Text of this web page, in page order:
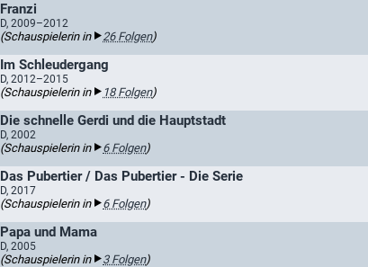
Franzi
D, 2009–2012
(Schauspielerin in 26 Folgen)
Im Schleudergang
D, 2012–2015
(Schauspielerin in 18 Folgen)
Die schnelle Gerdi und die Hauptstadt
D, 2002
(Schauspielerin in 6 Folgen)
Das Pubertier / Das Pubertier - Die Serie
D, 2017
(Schauspielerin in 6 Folgen)
Papa und Mama
D, 2005
(Schauspielerin in 3 Folgen)